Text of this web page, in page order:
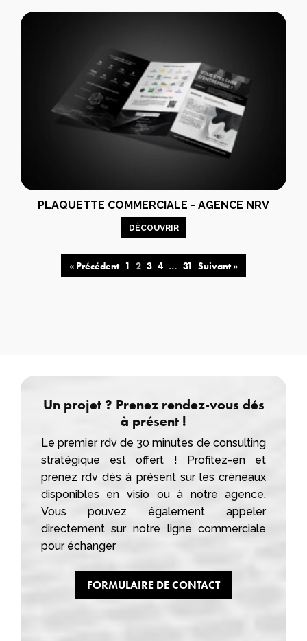
PLAQUETTE COMMERCIALE - AGENCE NRV
DÉCOUVRIR
« Précédent 1 2 3 4 … 31 Suivant »
Un projet ? Prenez rendez-vous dés
à présent !
Le premier rdv de 30 minutes de consulting
stratégique est offert ! Profitez-en et
prenez rdv dès à présent sur les créneaux
disponibles en visio ou à notreagence.
Vous pouvez également appeler
directement sur notre ligne commerciale
pour échanger
FORMULAIRE DE CONTACT